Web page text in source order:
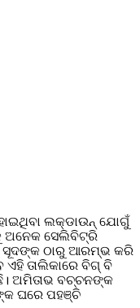
ଲକ୍‌ଡାଉନ୍‌ ଯୋଗୁଁ
ଅନେକ ସେଲିବିଟ୍ରି
ସୂଦଙ୍କ ଠାରୁ ଆରମ୍ଭ କରି
ଏହି ତାଲିକାରେ ବିଗ୍‌ ବି
ଅମିତାଭ ବଚ୍ଚନଙ୍କ
ଘରେ ପହଞ୍ଚି